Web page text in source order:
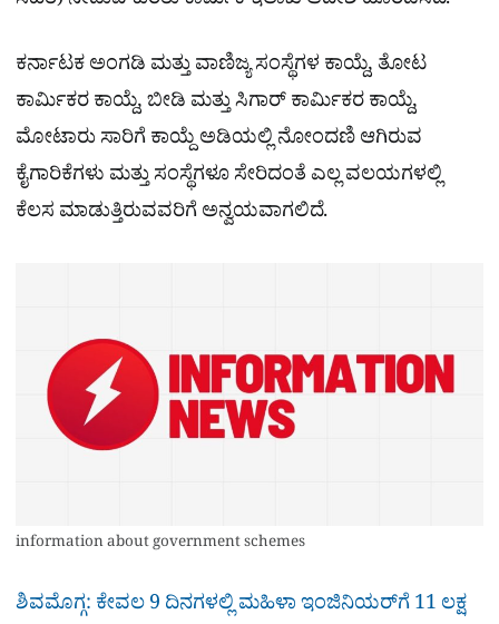
ಕರ್ನಾಟಕ ಅಂಗಡಿ ಮತ್ತು ವಾಣಿಜ್ಯ ಸಂಸ್ಥೆಗಳ ಕಾಯ್ದೆ, ತೋಟ
ಕಾರ್ಮಿಕರ ಕಾಯ್ದೆ, ಬೀಡಿ ಮತ್ತು ಸಿಗಾರ್‌ ಕಾರ್ಮಿಕರ ಕಾಯ್ದೆ,
ಮೋಟಾರು ಸಾರಿಗೆ ಕಾಯ್ದೆ ಅಡಿಯಲ್ಲಿ ನೋಂದಣಿ ಆಗಿರುವ
ಕೈಗಾರಿಕೆಗಳು ಮತ್ತು ಸಂಸ್ಥೆಗಳೂ ಸೇರಿದಂತೆ ಎಲ್ಲ ವಲಯಗಳಲ್ಲಿ
ಕೆಲಸ ಮಾಡುತ್ತಿರುವವರಿಗೆ ಅನ್ವಯವಾಗಲಿದೆ.
information about government schemes
ಶಿವಮೊಗ್ಗ: ಕೇವಲ 9 ದಿನಗಳಲ್ಲಿ ಮಹಿಳಾ ಇಂಜಿನಿಯರ್‌ಗೆ 11 ಲಕ್ಷ